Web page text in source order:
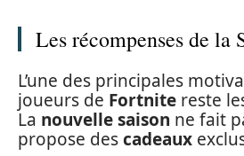
Les récompenses de la
L’une des principales
joueurs de Fortnite reste
La nouvelle saison ne fait
propose descadeaux